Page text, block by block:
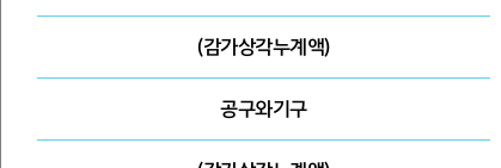
(감가상각누계액)
공구와기구